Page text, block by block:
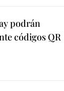
podrán
códigos QR